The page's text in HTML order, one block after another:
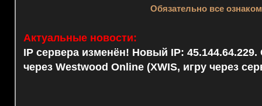
Обязательно все
Актуальные новости:
IP сервера изменён! Новый IP: 45.144.64.229.
через Westwood Online (XWIS, игру через